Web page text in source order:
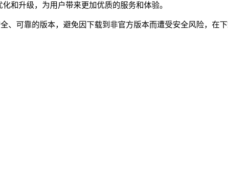
和升级，为用户带来更加优质的服务和体验。
、可靠的版本，避免因下载到非官方版本而遭受安全风险，在